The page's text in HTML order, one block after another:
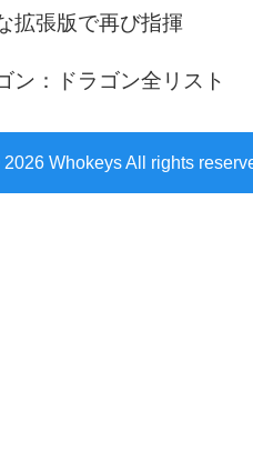
拡張版で再び指揮
ン：ドラゴン全リスト
Whokeys All rights